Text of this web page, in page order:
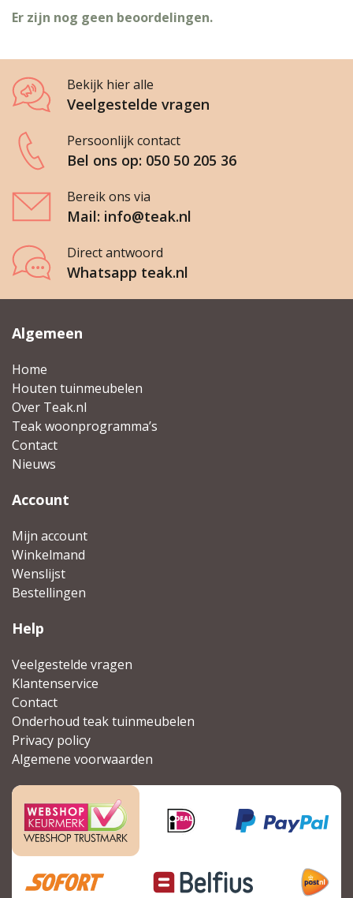
Er zijn nog geen beoordelingen.
Bekijk hier alle
Veelgestelde vragen
Persoonlijk contact
Bel ons op: 050 50 205 36
Bereik ons via
Mail: info@teak.nl
Direct antwoord
Whatsapp teak.nl
Algemeen
Home
Houten tuinmeubelen
Over Teak.nl
Teak woonprogramma’s
Contact
Nieuws
Account
Mijn account
Winkelmand
Wenslijst
Bestellingen
Help
Veelgestelde vragen
Klantenservice
Contact
Onderhoud teak tuinmeubelen
Privacy policy
Algemene voorwaarden